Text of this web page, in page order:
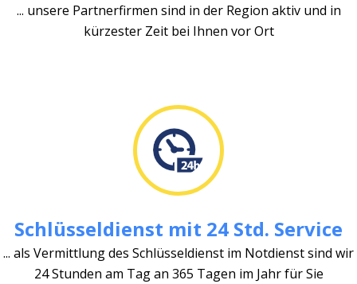
... unsere Partnerfirmen sind in der Region aktiv und in
kürzester Zeit bei Ihnen vor Ort
Schlüsseldienst mit 24 Std. Service
... als Vermittlung des Schlüsseldienst im Notdienst sind wir
24 Stunden am Tag an 365 Tagen im Jahr für Sie